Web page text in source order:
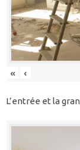
« ‹
L’entrée et la